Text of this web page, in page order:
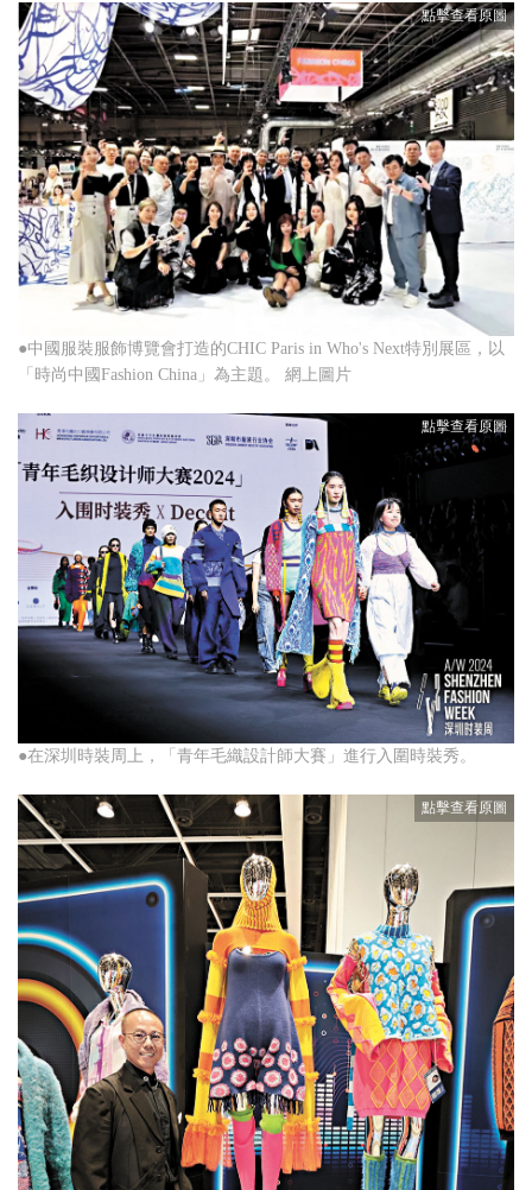
●中國服裝服飾博覽會打造的CHIC Paris in Who's Next特別展區，以
「時尚中國Fashion China」為主題。 網上圖片
●在深圳時裝周上，「青年毛織設計師大賽」進行入圍時裝秀。